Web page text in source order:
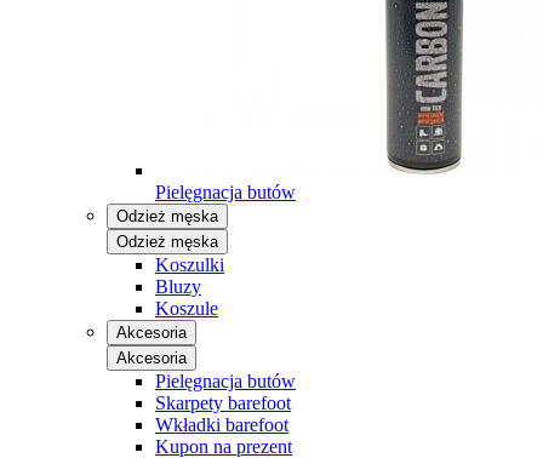
Pielęgnacja butów
Odzież męska
Odzież męska
Koszulki
Bluzy
Koszule
Akcesoria
Akcesoria
Pielęgnacja butów
Skarpety barefoot
Wkładki barefoot
Kupon na prezent